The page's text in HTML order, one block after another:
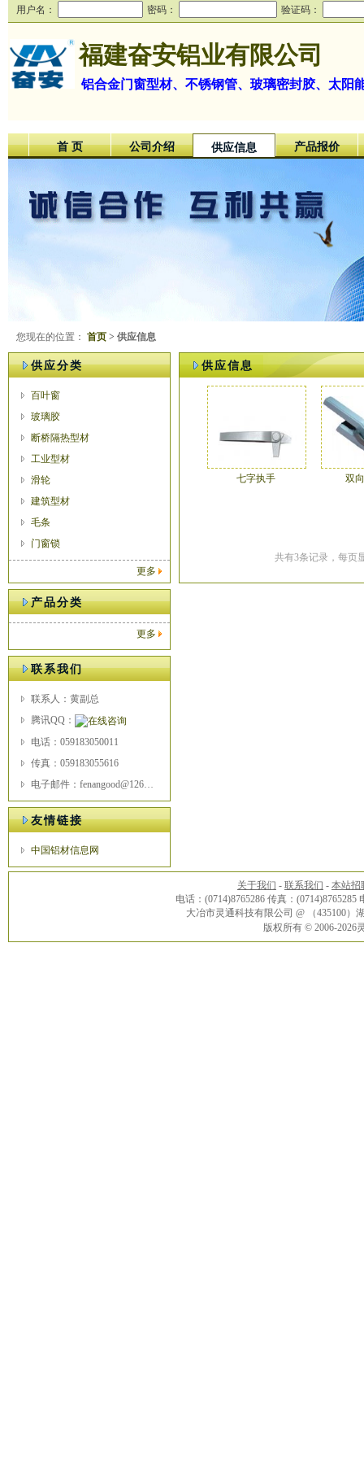
用户名： 密码： 验证码：
福建奋安铝业有限公司
铝合金门窗型材、不锈钢管、玻璃密封胶、太阳
首 页 公司介绍 供应信息 产品报价
您现在的位置： 首页 > 供应信息
供应分类
百叶窗
玻璃胶
断桥隔热型材
工业型材
滑轮
建筑型材
毛条
门窗锁
更多
产品分类
更多
联系我们
联系人：黄副总
腾讯QQ：
电话：059183050011
传真：059183055616
电子邮件：fenangood@126.com
友情链接
中国铝材信息网
供应信息
七字执手 双
共有3条记录，每页
关于我们 - 联系我们 - 本站招
电话：(0714)8765286 传真：(0714)8765285
大冶市灵通科技有限公司 @ （435100
版权所有 © 2006-2026